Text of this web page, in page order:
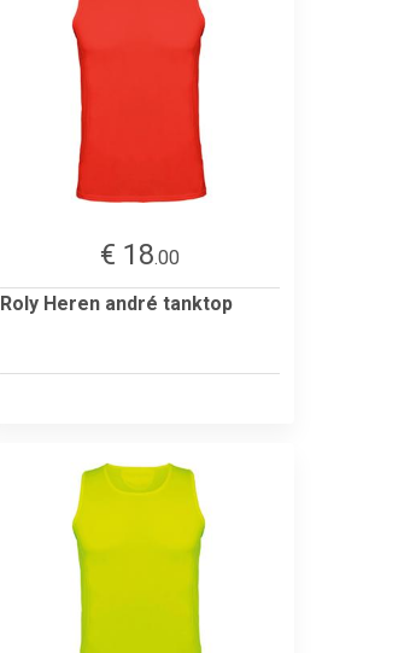
€ 18.00
Roly Heren andré tanktop